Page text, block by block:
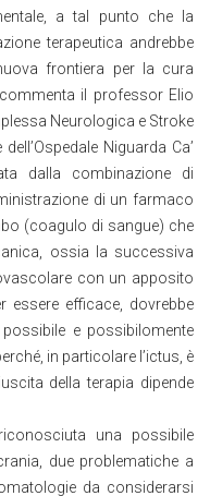
a tal punto che la
terapeutica andrebbe
frontiera per la cura
il professor Elio
Neurologica e Stroke
Niguarda Ca’
dalla combinazione di
di un farmaco
(coagulo di sangue) che
ossia la successiva
con un apposito
essere efficace, dovrebbe
e possibilomente
in particolare l’ictus, è
della terapia dipende
una possibile
due problematiche a
da considerarsi